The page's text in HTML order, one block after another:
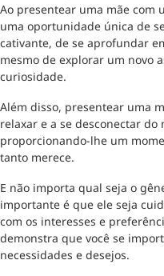
Ao presentear uma mãe com
uma oportunidade única de
cativante, de se aprofundar
mesmo de explorar um novo
curiosidade.
Além disso, presentear uma
relaxar e a se desconectar
proporcionando-lhe um
tanto merece.
E não importa qual seja o
importante é que ele seja
com os interesses e
demonstra que você se
necessidades e desejos.